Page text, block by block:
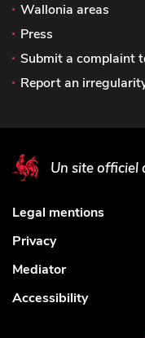
Wallonia areas
Press
Submit a complaint
Report an
Un site officiel
Legal mentions
Privacy
Mediator
Accessibility